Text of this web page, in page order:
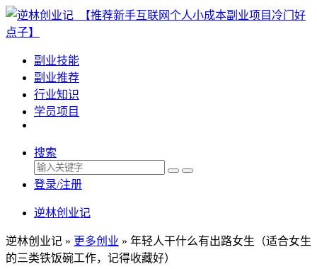
副业技能
副业推荐
行业知识
学员项目
搜索
登录/注册
逆林创业记
逆林创业记 » 更多创业 » 年轻人干什么有出路女生（适合女生
的三类铁饭碗工作，记得收藏好）